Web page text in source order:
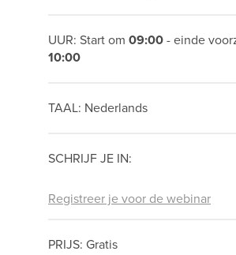
UUR: Start om 09:00- einde
10:00
TAAL: Nederlands
SCHRIJF JE IN:
Registreer je voor de webinar
PRIJS: Gratis